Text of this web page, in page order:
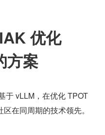
优化
方案
于 vLLM，在优化 TPOT
在同周期的技术领先。